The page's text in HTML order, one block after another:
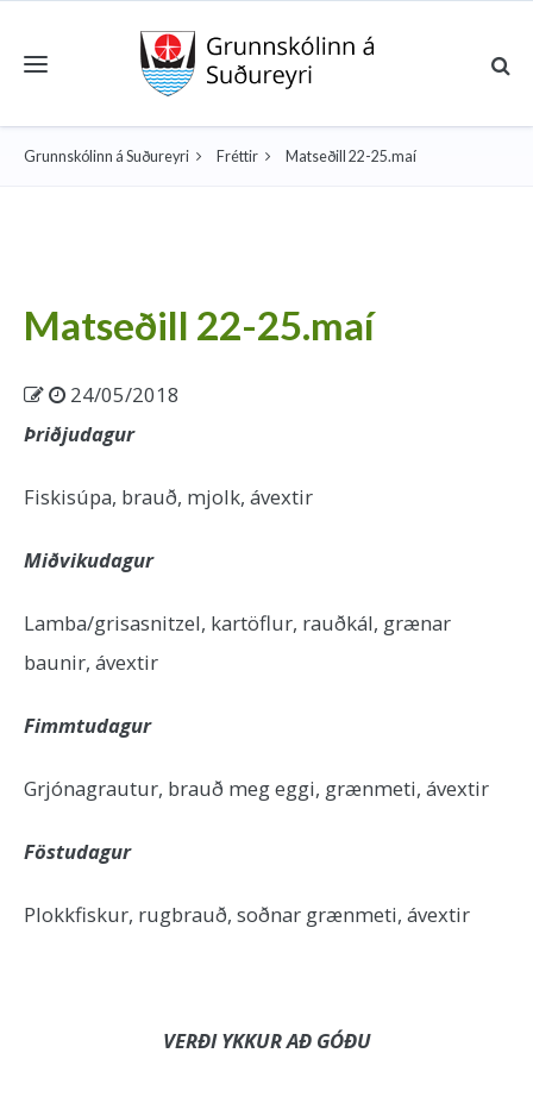
Toggle navigation
Grunnskólinn á Suðureyri Fréttir Matseðill 22-25.maí
Matseðill 22-25.maí
24/05/2018
Þriðjudagur
Fiskisúpa, brauð, mjolk, ávextir
Miðvikudagur
Lamba/grisasnitzel, kartöflur, rauðkál, grænar
baunir, ávextir
Fimmtudagur
Grjónagrautur, brauð meg eggi, grænmeti, ávextir
Föstudagur
Plokkfiskur, rugbrauð, soðnar grænmeti, ávextir
VERÐI YKKUR AÐ GÓÐU